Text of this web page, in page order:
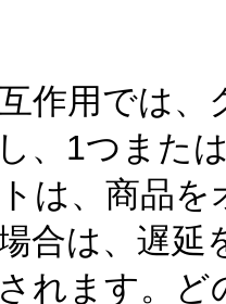
作用では
、1つまた
は、商品
合は、遅
れます。